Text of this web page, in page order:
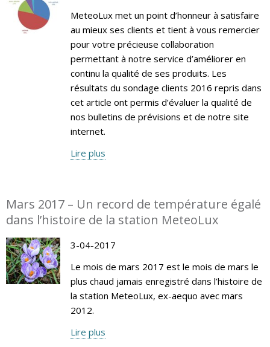
MeteoLux met un point d’honneur à satisfaire
au mieux ses clients et tient à vous remercier
pour votre précieuse collaboration
permettant à notre service d’améliorer en
continu la qualité de ses produits. Les
résultats du sondage clients 2016 repris dans
cet article ont permis d’évaluer la qualité de
nos bulletins de prévisions et de notre site
internet.
Lire plus
Mars 2017 – Un record de température égalé
dans l’histoire de la station MeteoLux
3-04-2017
Le mois de mars 2017 est le mois de mars le
plus chaud jamais enregistré dans l’histoire de
la station MeteoLux, ex-aequo avec mars
2012.
Lire plus